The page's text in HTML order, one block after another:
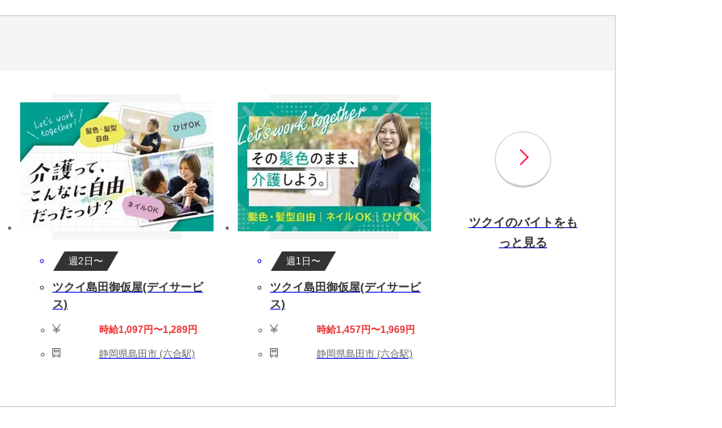
週2日〜
ツクイ島田御仮屋(デイサービ
ス)
時給1,097円〜1,289円
静岡県島田市 (六合駅)
週1日〜
ツクイ島田御仮屋(デイサービ
ス)
時給1,457円〜1,969円
静岡県島田市 (六合駅)
ツクイのバイトをも
っと見る